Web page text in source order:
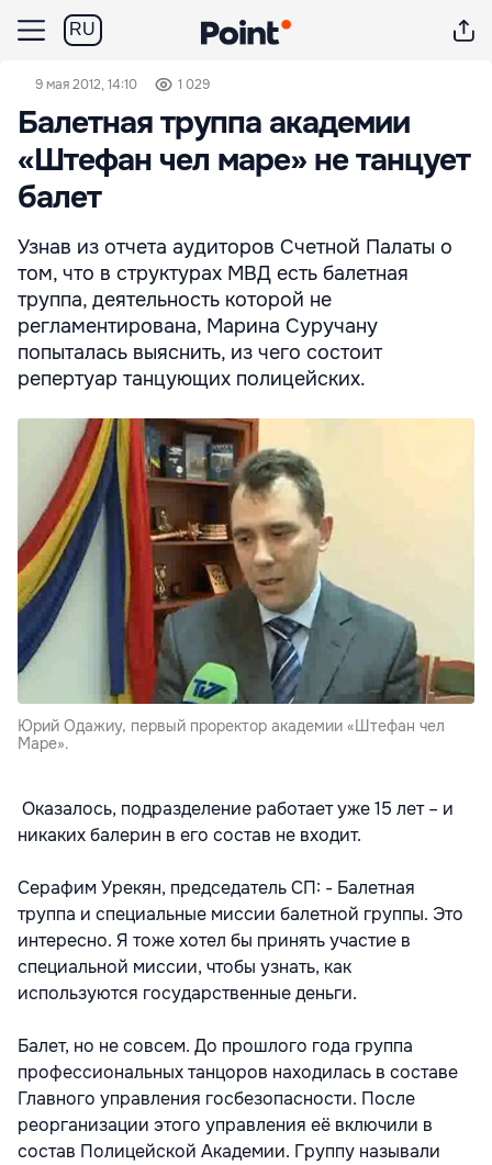
RU
9 мая 2012, 14:10 1 029
Балетная труппа академии
«Штефан чел маре» не танцует
балет
Узнав из отчета аудиторов Счетной Палаты о
том, что в структурах МВД есть балетная
труппа, деятельность которой не
регламентирована, Марина Суручану
попыталась выяснить, из чего состоит
репертуар танцующих полицейских.
Юрий Одажиу, первый проректор академии «Штефан чел
Маре».
Оказалось, подразделение работает уже 15 лет – и
никаких балерин в его состав не входит.
Серафим Урекян, председатель СП: - Балетная
труппа и специальные миссии балетной группы. Это
интересно. Я тоже хотел бы принять участие в
специальной миссии, чтобы узнать, как
используются государственные деньги.
Балет, но не совсем. До прошлого года группа
профессиональных танцоров находилась в составе
Главного управления госбезопасности. После
реорганизации этого управления её включили в
состав Полицейской Академии. Группу называли